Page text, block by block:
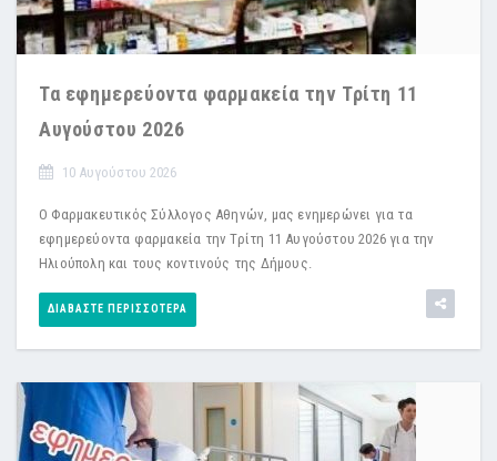
Τα εφημερεύοντα φαρμακεία την Τρίτη 11
Αυγούστου 2026
10 Αυγούστου 2026
Ο Φαρμακευτικός Σύλλογος Αθηνών, μας ενημερώνει για τα
εφημερεύοντα φαρμακεία την Τρίτη 11 Αυγούστου 2026 για την
Ηλιούπολη και τους κοντινούς της Δήμους.
ΔΙΑΒΆΣΤΕ ΠΕΡΙΣΣΌΤΕΡΑ